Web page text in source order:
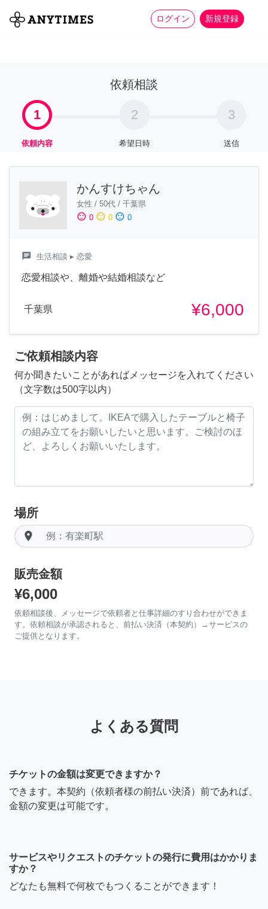
ログイン 新規登録
全て 家事 more_horiz
依頼相談
1
依頼内容
2
希望日時
3
送信
かんすけちゃん
女性 / 50代 / 千葉県
sentiment_satisfied 0 sentiment_neutral 0 sentiment_dissatisfied 0
chat 生活相談 ▸ 恋愛
恋愛相談や、離婚や結婚相談など
千葉県 ¥6,000
ご依頼相談内容
何か聞きたいことがあればメッセージを入れてください
（文字数は500字以内）
場所
room
販売金額
¥6,000
依頼相談後、メッセージで依頼者と仕事詳細のすり合わせができま
す。依頼相談が承認されると、前払い決済（本契約）→サービスの
ご提供となります。
よくある質問
チケットの金額は変更できますか？
できます。本契約（依頼者様の前払い決済）前であれば、
金額の変更は可能です。
サービスやリクエストのチケットの発行に費用はかかりま
すか？
どなたも無料で何枚でもつくることができます！